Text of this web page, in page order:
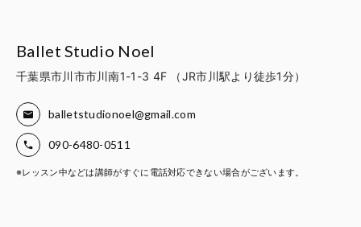
Ballet Studio Noel
千葉県市川市市川南1-1-3 4F （JR市川駅より徒歩1分）
balletstudionoel@gmail.com
090-6480-0511
※レッスン中などは講師がすぐに電話対応できない場合がございます。